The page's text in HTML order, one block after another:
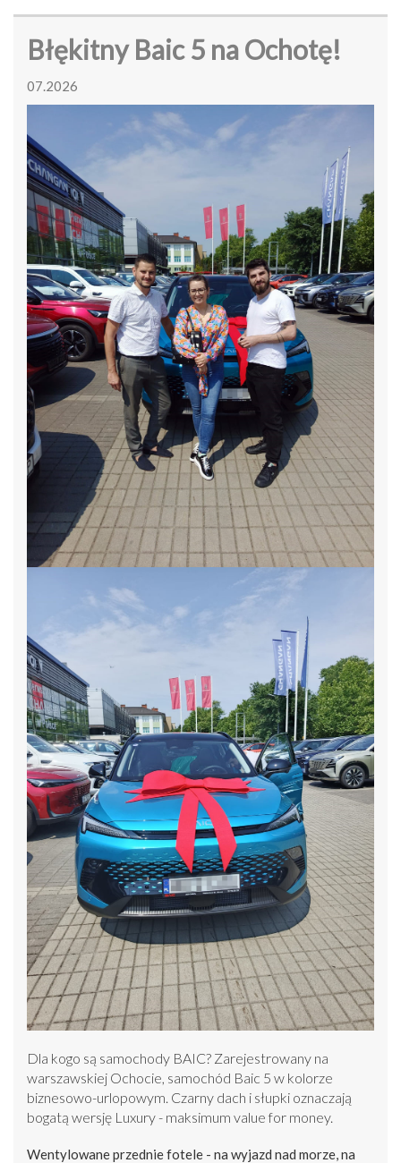
Błękitny Baic 5 na Ochotę!
07.2026
Dla kogo są samochody BAIC? Zarejestrowany na
warszawskiej Ochocie, samochód Baic 5 w kolorze
biznesowo-urlopowym. Czarny dach i słupki oznaczają
bogatą wersję Luxury - maksimum value for money.
Wentylowane przednie fotele - na wyjazd nad morze, na